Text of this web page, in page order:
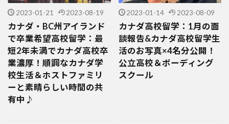
2023-01-21 2023-08-19
カナダ・BC州アイランド
で卒業希望高校留学：最
短2年未満でカナダ高校卒
業濃厚！順調なカナダ学
校生活＆ホストファミリ
ーと素晴らしい時間の共
有中♪
2023-01-14 2023-08-09
カナダ高校留学：1月の面
談報告&カナダ高校留学生
活のお写真×4名分公開！
公立高校＆ボーディング
スクール